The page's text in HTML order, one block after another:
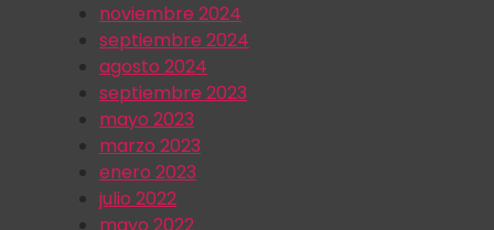
noviembre 2024
septiembre 2024
agosto 2024
septiembre 2023
mayo 2023
marzo 2023
enero 2023
julio 2022